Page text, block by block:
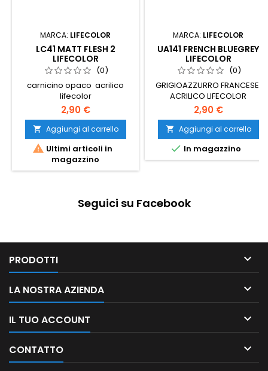
MARCA: LIFECOLOR
LC41 MATT FLESH 2
LIFECOLOR
(0)
carnicino opaco acrilico
lifecolor
2,90 €
 Aggiungi al carrello
 Ultimi articoli in
magazzino
MARCA: LIFECOLOR
UA141 FRENCH BLUEGREY
LIFECOLOR
(0)
GRIGIOAZZURRO FRANCESE
ACRILICO LIFECOLOR
2,90 €
 Aggiungi al carrello
 In magazzino
Seguici su Facebook
PRODOTTI 
LA NOSTRA AZIENDA 
IL TUO ACCOUNT 
CONTATTO 